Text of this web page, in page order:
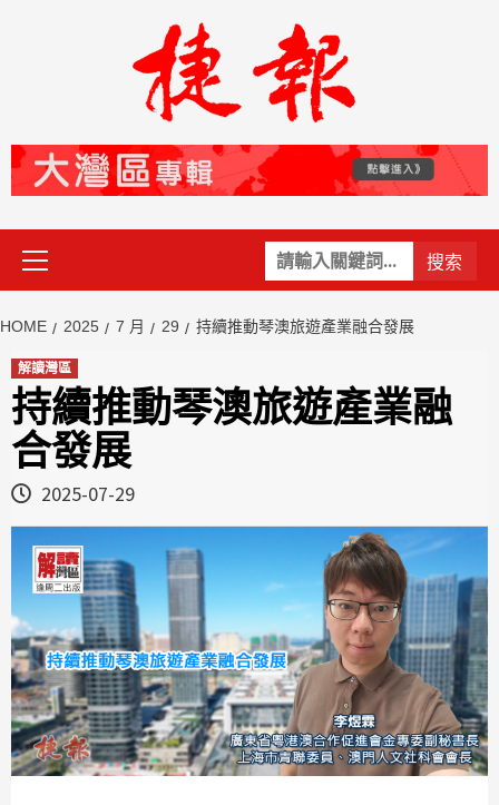
關
鍵
Primary
Menu
HOME 2025 7 月 29 持續推動琴澳旅遊產業融合發展
解讀灣區
持續推動琴澳旅遊產業融
合發展
2025-07-29